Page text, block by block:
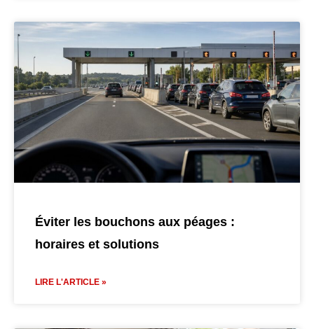
Éviter les bouchons aux péages :
horaires et solutions
LIRE L'ARTICLE »